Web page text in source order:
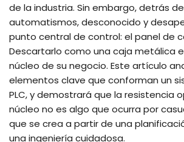
de la industria. Sin embargo, detrás
automatismos, desconocido y
punto central de control: el panel de
Descartarlo como una caja metálica
núcleo de su negocio. Este artículo
elementos clave que conforman un
PLC, y demostrará que la resistencia
núcleo no es algo que ocurra por
que se crea a partir de una
una ingeniería cuidadosa.